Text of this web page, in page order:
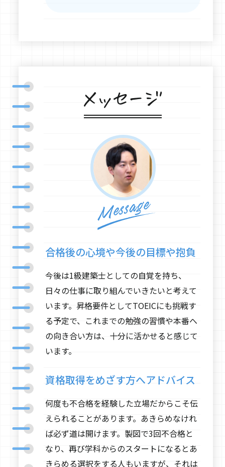
合格後の心境や今後の目標や抱負
今後は1級建築士としての自覚を持ち、
日々の仕事に取り組んでいきたいと考えて
います。昇格要件としてTOEICにも挑戦す
る予定で、これまでの勉強の習慣や本番へ
の向き合い方は、十分に活かせると感じて
います。
資格取得をめざす方へアドバイス
何度も不合格を経験した立場だからこそ伝
えられることがあります。あきらめなけれ
ば必ず道は開けます。製図で3回不合格と
なり、再び学科からのスタートになるとあ
きらめる選択をする人もいますが、それは